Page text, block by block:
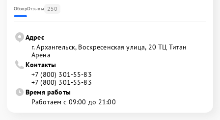
ОбзорОтзывы 250
Адрес
г. Архангельск, Воскресенская улица, 20 ТЦ Титан
Арена
Контакты
+7 (800) 301-55-83
+7 (800) 301-55-83
Время работы
Работаем с 09:00 до 21:00